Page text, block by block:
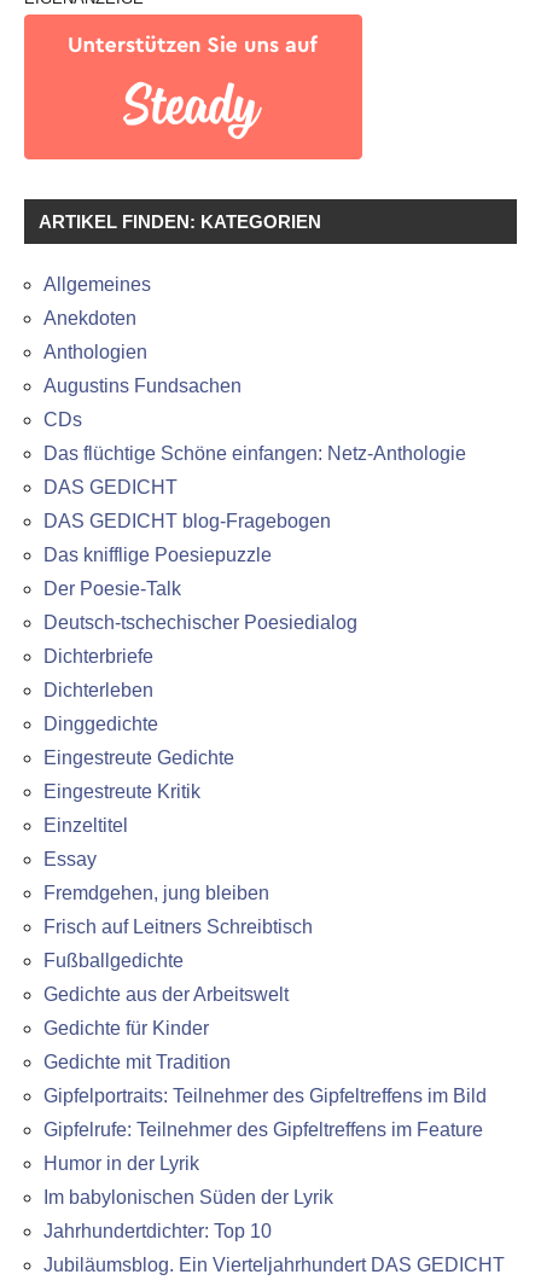
ARTIKEL FINDEN: KATEGORIEN
Allgemeines
Anekdoten
Anthologien
Augustins Fundsachen
CDs
Das flüchtige Schöne einfangen: Netz-Anthologie
DAS GEDICHT
DAS GEDICHT blog-Fragebogen
Das knifflige Poesiepuzzle
Der Poesie-Talk
Deutsch-tschechischer Poesiedialog
Dichterbriefe
Dichterleben
Dinggedichte
Eingestreute Gedichte
Eingestreute Kritik
Einzeltitel
Essay
Fremdgehen, jung bleiben
Frisch auf Leitners Schreibtisch
Fußballgedichte
Gedichte aus der Arbeitswelt
Gedichte für Kinder
Gedichte mit Tradition
Gipfelportraits: Teilnehmer des Gipfeltreffens im Bild
Gipfelrufe: Teilnehmer des Gipfeltreffens im Feature
Humor in der Lyrik
Im babylonischen Süden der Lyrik
Jahrhundertdichter: Top 10
Jubiläumsblog. Ein Vierteljahrhundert DAS GEDICHT